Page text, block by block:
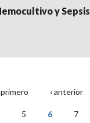
y Sepsis
primero ‹ anterior
5 6 7